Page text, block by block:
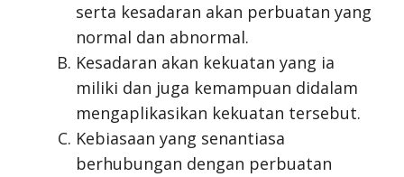
serta kesadaran akan perbuatan yang
normal dan abnormal.
Kesadaran akan kekuatan yang ia
miliki dan juga kemampuan didalam
mengaplikasikan kekuatan tersebut.
Kebiasaan yang senantiasa
berhubungan dengan perbuatan